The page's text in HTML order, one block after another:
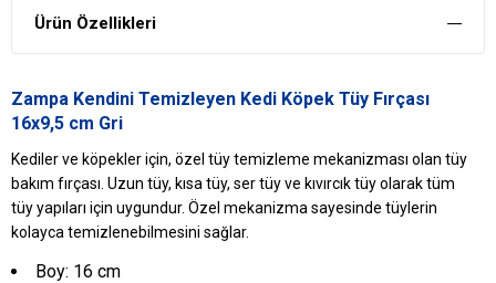
Ürün Özellikleri
Zampa Kendini Temizleyen Kedi Köpek Tüy Fırçası
16x9,5 cm Gri
Kediler ve köpekler için, özel tüy temizleme mekanizması olan tüy
bakım fırçası. Uzun tüy, kısa tüy, ser tüy ve kıvırcık tüy olarak tüm
tüy yapıları için uygundur. Özel mekanizma sayesinde tüylerin
kolayca temizlenebilmesini sağlar.
Boy: 16 cm